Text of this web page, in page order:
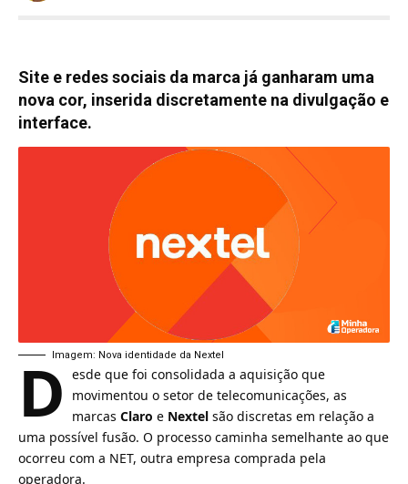
Site e redes sociais da marca já ganharam uma
nova cor, inserida discretamente na divulgação e
interface.
Imagem: Nova identidade da Nextel
D esde que foi consolidada a aquisição que
movimentou o setor de telecomunicações, as
marcas Claro e Nextel são discretas em relação a
uma possível fusão. O processo caminha semelhante ao que
ocorreu com a NET, outra empresa comprada pela
operadora.